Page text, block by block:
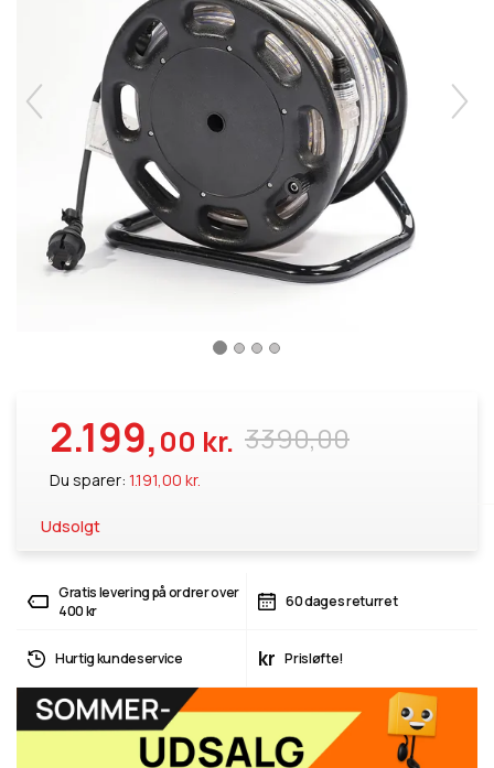
3390,00
2.199,00 kr.
Du sparer: 1.191,00 kr.
Udsolgt
Gratis levering på ordrer over
400 kr
60 dages returret
Hurtig kundeservice kr Prisløfte!